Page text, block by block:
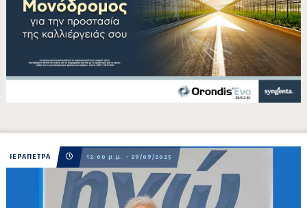
ΙΕΡΑΠΕΤΡΑ 12:00 μ.μ. - 29/09/2025